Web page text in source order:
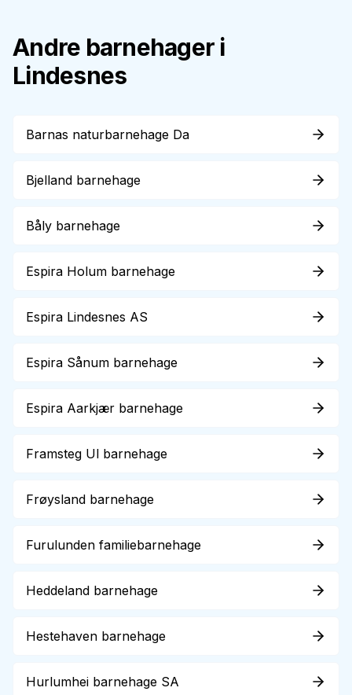
Andre barnehager i
Lindesnes
Barnas naturbarnehage Da
Bjelland barnehage
Båly barnehage
Espira Holum barnehage
Espira Lindesnes AS
Espira Sånum barnehage
Espira Aarkjær barnehage
Framsteg Ul barnehage
Frøysland barnehage
Furulunden familiebarnehage
Heddeland barnehage
Hestehaven barnehage
Hurlumhei barnehage SA